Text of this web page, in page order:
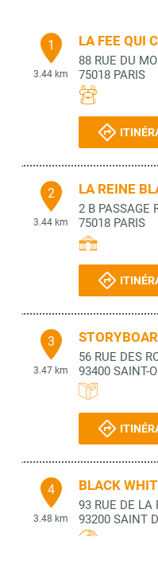
1
3.44 km
LA FEE QUI
88 RUE DU
75018 PARIS
2
3.44 km
LA REINE
2 B PASSAGE
75018 PARIS
3
3.47 km
56 RUE DES
93400 SAINT-
4
3.48 km
BLACK
93 RUE DE LA
93200 SAINT